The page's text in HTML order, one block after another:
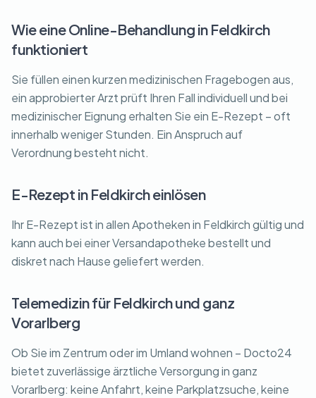
Wie eine Online-Behandlung in Feldkirch
funktioniert
Sie füllen einen kurzen medizinischen Fragebogen aus,
ein approbierter Arzt prüft Ihren Fall individuell und bei
medizinischer Eignung erhalten Sie ein E-Rezept – oft
innerhalb weniger Stunden. Ein Anspruch auf
Verordnung besteht nicht.
E-Rezept in Feldkirch einlösen
Ihr E-Rezept ist in allen Apotheken in Feldkirch gültig und
kann auch bei einer Versandapotheke bestellt und
diskret nach Hause geliefert werden.
Telemedizin für Feldkirch und ganz
Vorarlberg
Ob Sie im Zentrum oder im Umland wohnen – Docto24
bietet zuverlässige ärztliche Versorgung in ganz
Vorarlberg: keine Anfahrt, keine Parkplatzsuche, keine